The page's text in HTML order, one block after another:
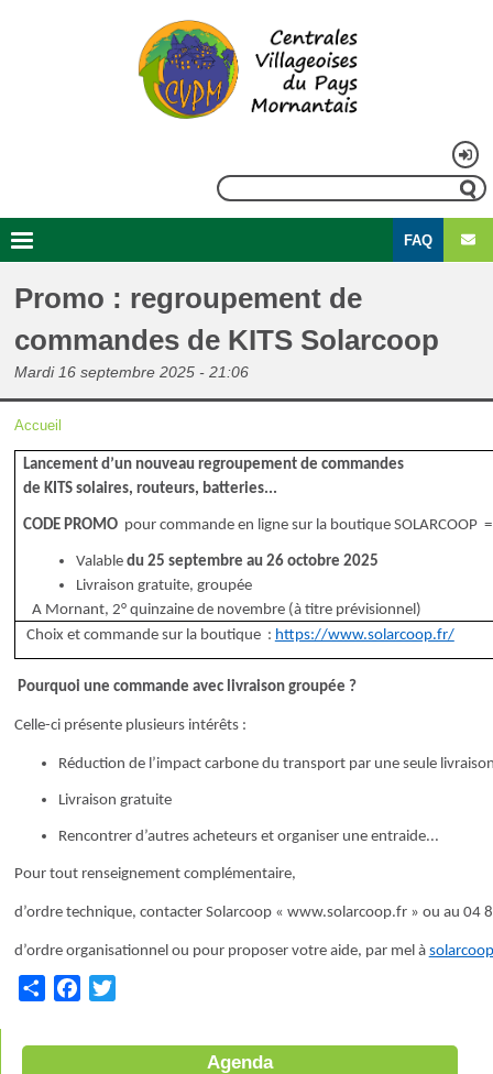
Rechercher
compte
de
Navigation
principale
menu
FAQ
Promo : regroupement de
commandes de KITS Solarcoop
Mardi 16 septembre 2025 - 21:06
Fil
d'Ariane
Accueil
Lancement d’un nouveau regroupement de commandes
de KITS solaires, routeurs, batteries...
CODE PROMO pour commande en ligne sur la boutique SOLARCOOP
Valable du 25 septembre au 26 octobre 2025
Livraison gratuite, groupée
A Mornant, 2° quinzaine de novembre (à titre prévisionnel)
Choix et commande sur la boutique : https://www.solarcoop.fr/
Pourquoi une commande avec livraison groupée ?
Celle-ci présente plusieurs intérêts :
Réduction de l’impact carbone du transport par une seule
Livraison gratuite
Rencontrer d’autres acheteurs et organiser une entraide...
Pour tout renseignement complémentaire,
d’ordre technique, contacter Solarcoop « www.solarcoop.fr » ou au 04
d’ordre organisationnel ou pour proposer votre aide, par mel à
Agenda